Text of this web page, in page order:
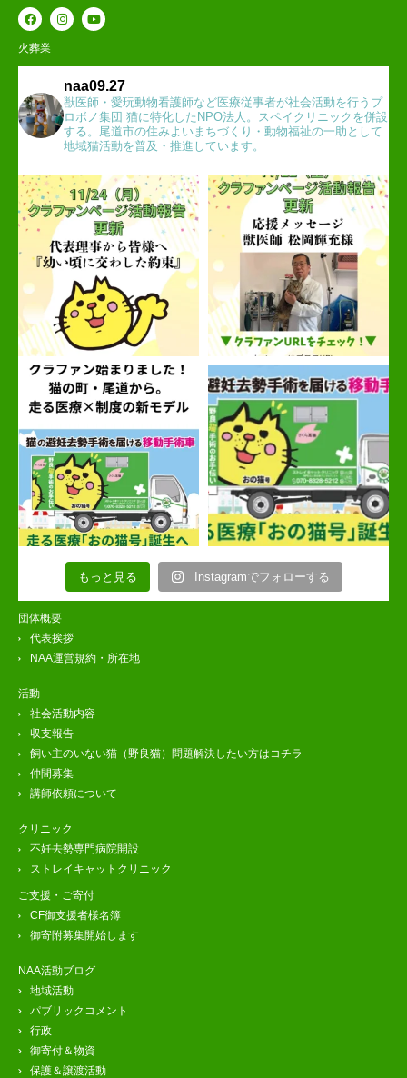
火葬業
naa09.27
獣医師・愛玩動物看護師など医療従事者が社会活動を行うプ
ロボノ集団 猫に特化したNPO法人。スペイクリニックを併設
する。尾道市の住みよいまちづくり・動物福祉の一助として
地域猫活動を普及・推進しています。
もっと見る Instagramでフォローする
団体概要
代表挨拶
NAA運営規約・所在地
活動
社会活動内容
収支報告
飼い主のいない猫（野良猫）問題解決したい方はコチラ
仲間募集
講師依頼について
クリニック
不妊去勢専門病院開設
ストレイキャットクリニック
ご支援・ご寄付
CF御支援者様名簿
御寄附募集開始します
NAA活動ブログ
地域活動
パブリックコメント
行政
御寄付＆物資
保護＆譲渡活動